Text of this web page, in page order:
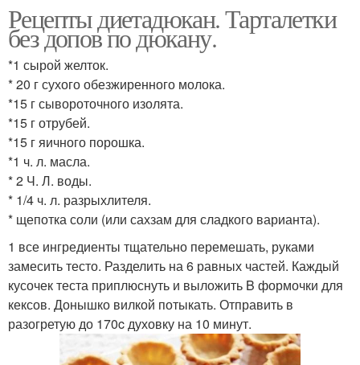
Рецепты диетадюкан. Тарталетки
без допов по дюкану.
*1 сырой желток.
* 20 г сухого обезжиренного молока.
*15 г сывороточного изолята.
*15 г отрубей.
*15 г яичного порошка.
*1 ч. л. масла.
* 2 Ч. Л. воды.
* 1/4 ч. л. разрыхлителя.
* щепотка соли (или сахзам для сладкого варианта).
1 все ингредиенты тщательно перемешать, руками
замесить тесто. Разделить на 6 равных частей. Каждый
кусочек теста приплюснуть и выложить B формочки для
кексов. Донышко вилкой потыкать. Отправить в
разогретую до 170c духовку на 10 минут.